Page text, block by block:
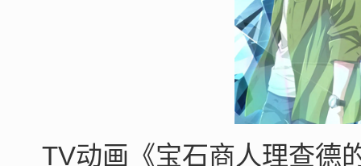
TV动画《宝石商人理查德